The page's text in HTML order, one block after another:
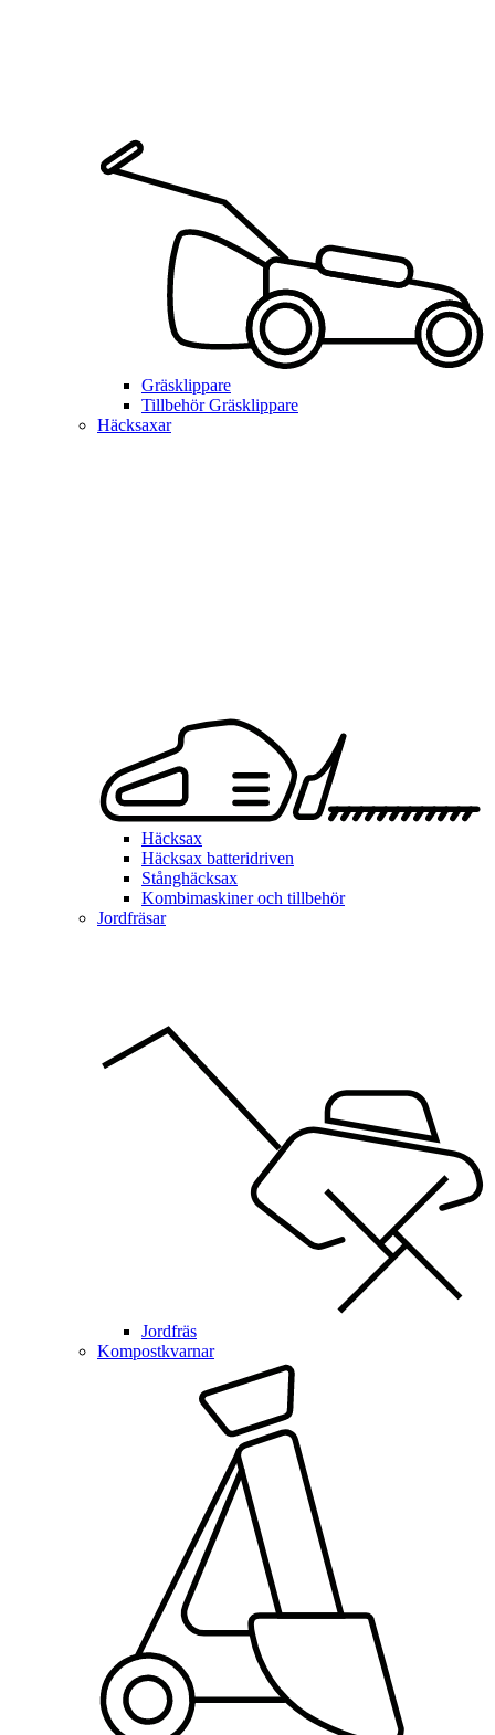
Gräsklippare
Tillbehör Gräsklippare
Häcksaxar
Häcksax
Häcksax batteridriven
Stånghäcksax
Kombimaskiner och tillbehör
Jordfräsar
Jordfräs
Kompostkvarnar